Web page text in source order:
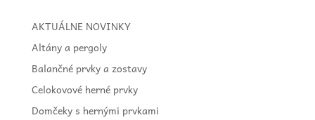
AKTUÁLNE NOVINKY
Altány a pergoly
Balančné prvky a zostavy
Celokovové herné prvky
Domčeky s hernými prvkami